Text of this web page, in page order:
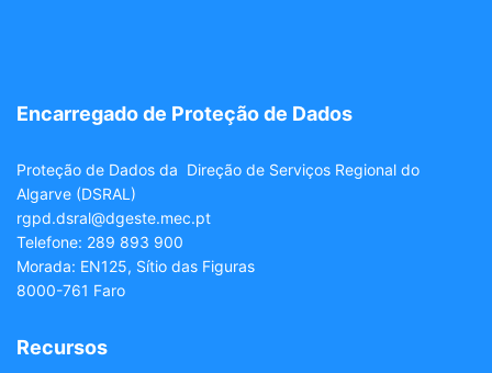
Encarregado de Proteção de Dados
Proteção de Dados da Direção de Serviços Regional do
Algarve (DSRAL)
rgpd.dsral@dgeste.mec.pt
Telefone: 289 893 900
Morada: EN125, Sítio das Figuras
8000-761 Faro
Recursos